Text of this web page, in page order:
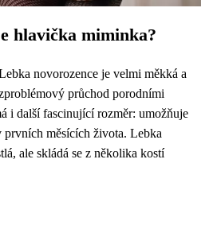
hlavička miminka?
novorozence je velmi měkká a
průchod porodními
i další fascinující rozměr: umožňuje
měsících života. Lebka
ale skládá se z několika kostí